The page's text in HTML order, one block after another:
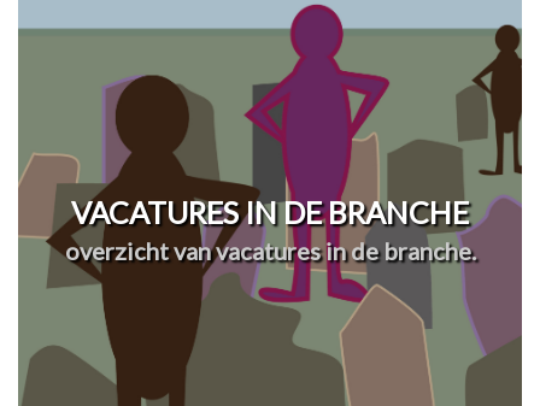
VACATURES IN DE BRANCHE
overzicht van vacatures in de branche.